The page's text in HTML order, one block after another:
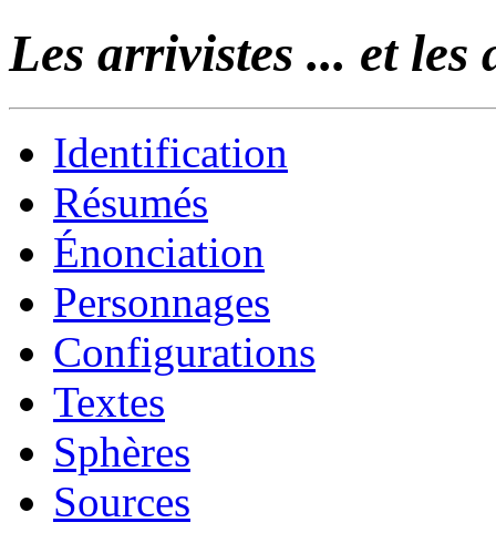
Les arrivistes ... et les
Identification
Résumés
Énonciation
Personnages
Configurations
Textes
Sphères
Sources